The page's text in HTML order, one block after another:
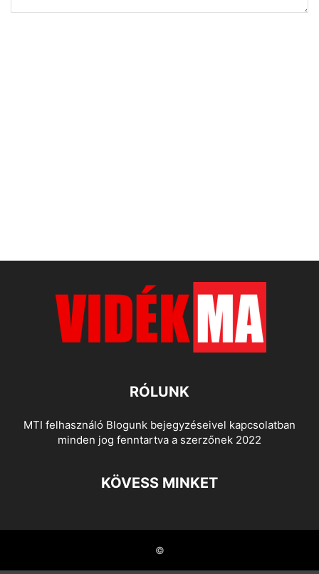
RÓLUNK
MTI felhasználó Blogunk bejegyzéseivel kapcsolatban
minden jog fenntartva a szerzőnek 2022
KÖVESS MINKET
©